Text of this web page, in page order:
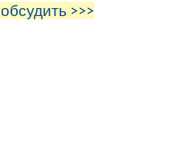
>>>